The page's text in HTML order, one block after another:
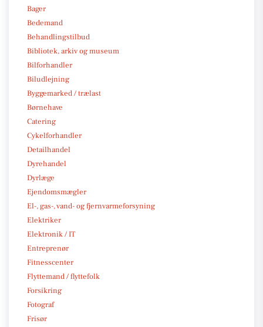
Bager
Bedemand
Behandlingstilbud
Bibliotek, arkiv og museum
Bilforhandler
Biludlejning
Byggemarked / trælast
Børnehave
Catering
Cykelforhandler
Detailhandel
Dyrehandel
Dyrlæge
Ejendomsmægler
El-, gas-, vand- og fjernvarmeforsyning
Elektriker
Elektronik / IT
Entreprenør
Fitnesscenter
Flyttemand / flyttefolk
Forsikring
Fotograf
Frisør